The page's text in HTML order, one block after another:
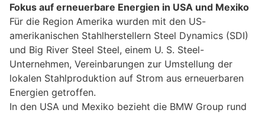
Fokus auf erneuerbare Energien in USA und Mexiko
Für die Region Amerika wurden mit den US-
amerikanischen Stahlherstellern Steel Dynamics (SDI)
und Big River Steel Steel, einem U. S. Steel-
Unternehmen, Vereinbarungen zur Umstellung der
lokalen Stahlproduktion auf Strom aus erneuerbaren
Energien getroffen.
In den USA und Mexiko bezieht die BMW Group rund